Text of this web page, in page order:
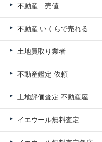
不動産 売値
不動産 いくらで売れる
土地買取り業者
不動産鑑定 依頼
土地評価査定 不動産屋
イエウール無料査定